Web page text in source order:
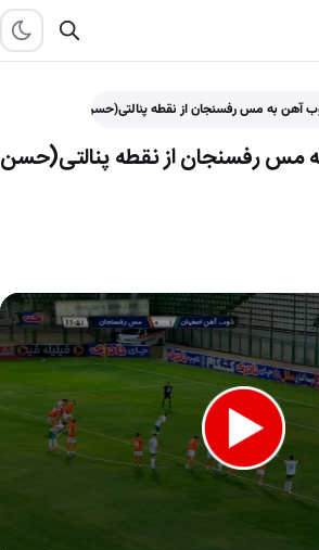
آهن به مس رفسنجان از نقطه پنالتی(حسن…
مس رفسنجان از نقطه پنالتی(حسن